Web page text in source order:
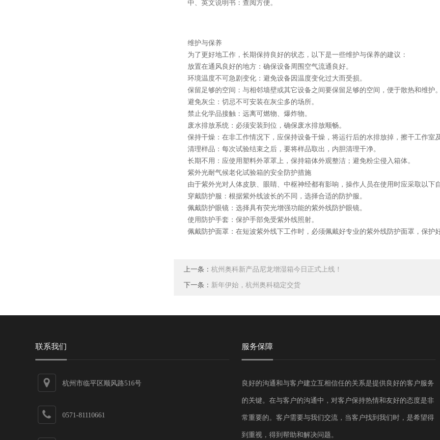
中、英文说明书：查阅方便。
维护与保养
为了更好地工作，长期保持良好的状态，以下是一些维护与保养的建议：
放置在通风良好的地方：确保设备周围空气流通良好。
环境温度不可急剧变化：避免设备因温度变化过大而受损。
保留足够的空间：与相邻墙壁或其它设备之间要保留足够的空间，便于散热和维护。
避免灰尘：切忌不可安装在灰尘多的场所。
禁止化学品接触：远离可燃物、爆炸物。
废水排放系统：必须安装到位，确保废水排放顺畅。
保持干燥：在非工作情况下，应保持设备干燥，将运行后的水排放掉，擦干工作室及
清理样品：每次试验结束之后，要将样品取出，内胆清理干净。
长期不用：应使用塑料外罩罩上，保持箱体外观整洁；避免粉尘侵入箱体。
紫外光耐气候老化试验箱的安全防护措施
由于紫外光对人体皮肤、眼睛、中枢神经都有影响，操作人员在使用时应采取以下
穿戴防护服：根据紫外线波长的不同，选择合适的防护服。
佩戴防护眼镜：选择具有荧光增强功能的紫外线防护眼镜。
使用防护手套：保护手部免受紫外线照射。
佩戴防护面罩：在短波紫外线下工作时，必须佩戴好专业的紫外线防护面罩，保护
上一条： 杭州奥科新产品尼龙增湿箱今日正式上线！
下一条： 新年伊始，杭州奥科稳定交货
联系我们
杭州市临平区顺风路516号
0571-81110661
服务保障
良好的沟通和与客户建立互相信任的关系是提供良好的客户服务
的关键。在与客户的沟通中，对客户保持热情和友好的态度是非
常重要的。客户需要与我们交流，当客户找到我们时，是希望得
到重视，得到帮助和解决问题。